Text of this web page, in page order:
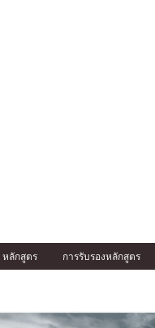
หลักสูตร การรับรองหลักสูตร